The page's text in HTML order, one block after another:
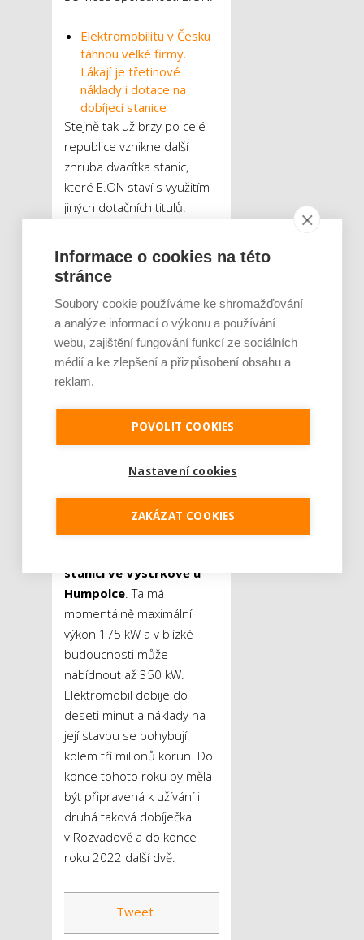
Elektromobilitu v Česku
táhnou velké firmy.
Lákají je třetinové
náklady i dotace na
dobíjecí stanice
Stejně tak už brzy po celé
republice vznikne další
zhruba dvacítka stanic,
které E.ON staví s využitím
jiných dotačních titulů.
lokality. Některé budou
postavené ještě tento rok, jiné
příštího. Jsou to například
lokality jako Praha, Ostrava,
Beroun, Vyškov nebo
Hustopeče,“dodává Helena
Švejdová.
společnost E.ON na
v republice otevřela
také veřejnou
stanici ve Vystrkově u
Humpolce. Ta má
momentálně maximální
výkon 175 kW a v blízké
budoucnosti může
nabídnout až 350 kW.
Elektromobil dobije do
deseti minut a náklady na
její stavbu se pohybují
kolem tří milionů korun. Do
konce tohoto roku by měla
být připravená k užívání i
druhá taková dobíječka
v Rozvadově a do konce
roku 2022 další dvě.
Tweet
Informace o cookies na této
stránce
Soubory cookie používáme ke shromažďování
a analýze informací o výkonu a používání
webu, zajištění fungování funkcí ze sociálních
médií a ke zlepšení a přizpůsobení obsahu a
reklam.
POVOLIT COOKIES
Nastavení cookies
ZAKÁZAT COOKIES